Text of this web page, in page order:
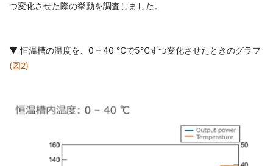
つ変化させた際の挙動を調査しました。
▼ 恒温槽の温度を、0 – 40 ℃で5℃ずつ変化させたときのグラフ
(図2)